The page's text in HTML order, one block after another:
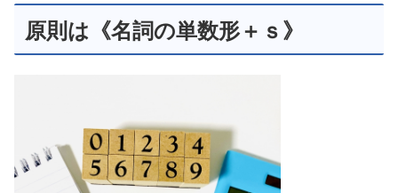
原則は《名詞の単数形＋ｓ》